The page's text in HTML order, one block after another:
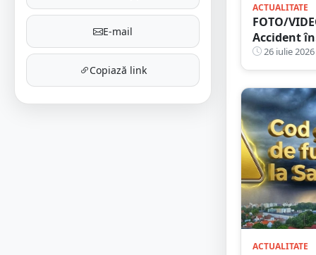
E-mail
Copiază link
ACTUALITATE
FOTO/
Accident în
sensul
giratoriu.
Un
taximetru
lovit
un
cu numere
străine.
Eternele
în mijlocul
intersecției
26 iulie 2026
ACTUALITATE